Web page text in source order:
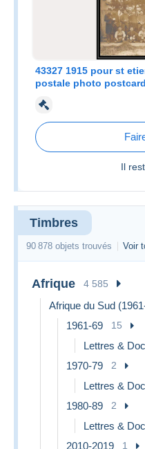
43327 1915 pour st
postale photo
Il
Timbres
90 878 objets trouvés Voir
Afrique 4 585
Afrique du Sud
1961-69 15
Lettres &
1970-79 2
Lettres &
1980-89 2
Lettres &
2010-2019 1